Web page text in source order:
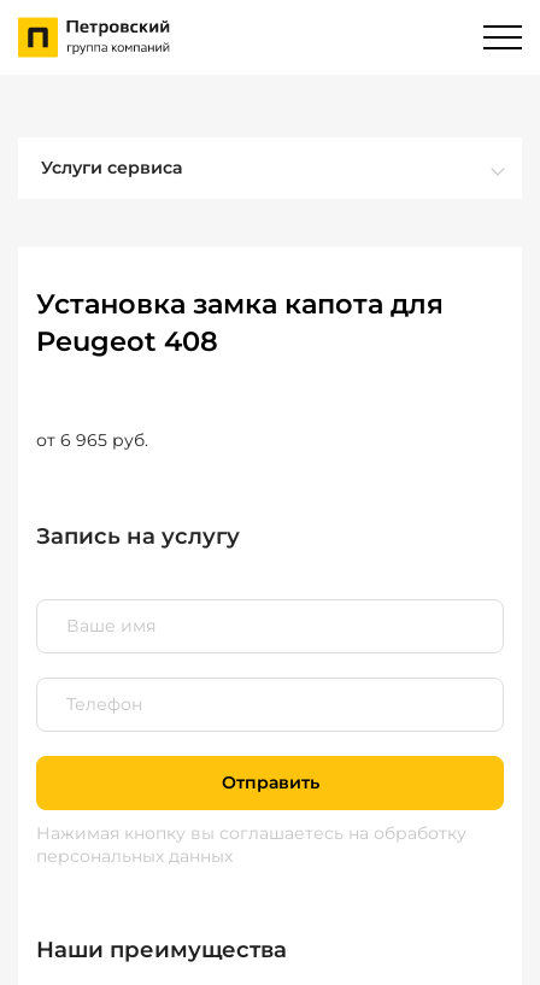
Услуги сервиса
Установка замка капота для
Peugeot 408
от 6 965 руб.
Запись на услугу
Отправить
Нажимая кнопку вы соглашаетесь на обработку
персональных данных
Наши преимущества